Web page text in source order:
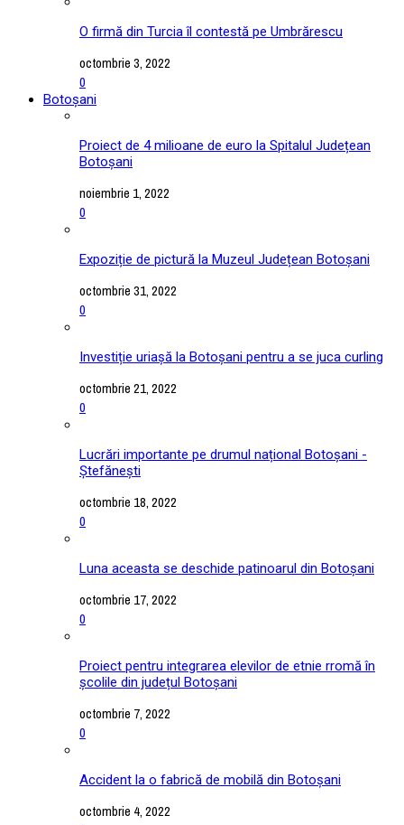
O firmă din Turcia îl contestă pe Umbrărescu
octombrie 3, 2022
0
Botoșani
Proiect de 4 milioane de euro la Spitalul Județean
Botoșani
noiembrie 1, 2022
0
Expoziție de pictură la Muzeul Județean Botoșani
octombrie 31, 2022
0
Investiție uriașă la Botoșani pentru a se juca curling
octombrie 21, 2022
0
Lucrări importante pe drumul național Botoșani -
Ștefănești
octombrie 18, 2022
0
Luna aceasta se deschide patinoarul din Botoșani
octombrie 17, 2022
0
Proiect pentru integrarea elevilor de etnie rromă în
școlile din județul Botoșani
octombrie 7, 2022
0
Accident la o fabrică de mobilă din Botoșani
octombrie 4, 2022